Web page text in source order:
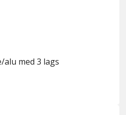
med 3 lags